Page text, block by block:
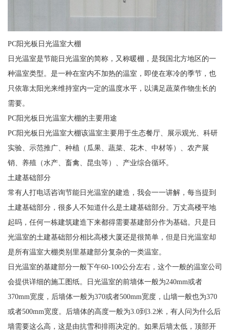
PC阳光板日光温室大棚
日光温室是节能日光温室的简称，又称暖棚，是我国北方地区的一
种温室类型。是一种在室内不加热的温室，即使在寒冷的季节，也
只依靠太阳光来维持室内一定的温度水平，以满足蔬菜作物生长的
需要。
PC阳光板日光温室大棚的主要用途
PC阳光板日光温室大棚该温室主要用于生态餐厅、展示观光、科研
实验、示范推广、种植（瓜果、蔬菜、花木、中材等）、农产展
销、养殖（水产、畜禽、昆虫等）、产业综合循环。
土建基础部分
常有人打电话咨询节能日光温室的建造，我会一一讲解，每当提到
土建基础部分，很多人不知道什么是土建基础部分。万丈高楼平地
起吗，任何一栋建筑建造下来都得需要基建部分作为基础。只是日
光温室的土建基础部分相比高楼大厦还是很简单，但是日光温室却
是所有温室大棚类别里基建部分复杂的一类温室。
日光温室的基建部分一般下午60-100公分左右，这个一般的温室公司
会提供详细的施工图纸。日光温室的前墙体一般为240mm或者
370mm宽度，后墙体一般为370或者500mm宽度，山墙一般也为370
或者500mm宽度。后墙体的高度一般为3.0到3.2米，有人问为什么后
墙需要这么高，这是由抗雪和排雨决定的。如果后墙太低，顶部开